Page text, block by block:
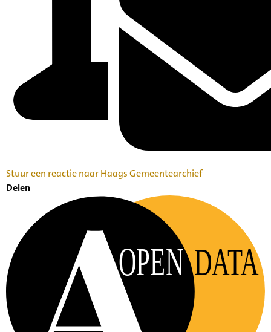
Stuur een reactie naar Haags Gemeentearchief
Delen
OPEN DATA